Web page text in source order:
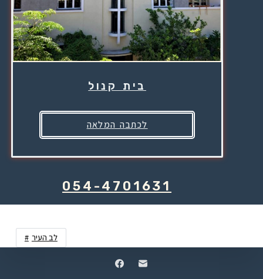
בית קנול
לכתבה המלאה
054-4701631
לב העיר